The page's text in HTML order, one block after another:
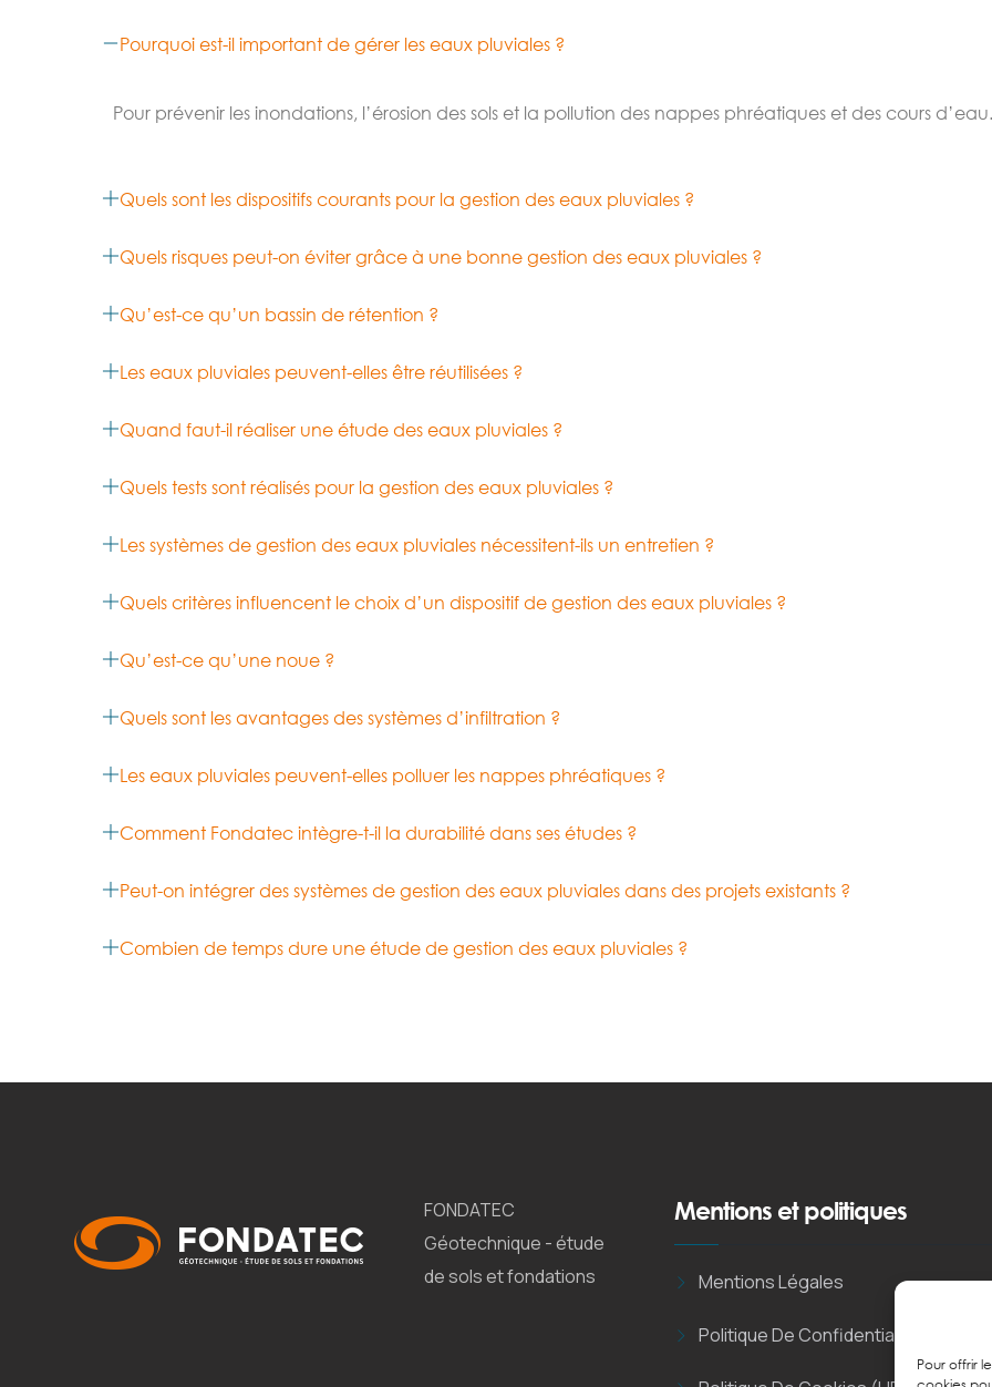
Pour offrir
Pourquoi est-il important de gérer les eaux pluviales ?
Pour prévenir les inondations, l’érosion des sols et la pollution des nappes phréatiques et des cours d’eau.
Quels sont les dispositifs courants pour la gestion des eaux pluviales ?
Quels risques peut-on éviter grâce à une bonne gestion des eaux pluviales ?
Qu’est-ce qu’un bassin de rétention ?
Les eaux pluviales peuvent-elles être réutilisées ?
Quand faut-il réaliser une étude des eaux pluviales ?
Quels tests sont réalisés pour la gestion des eaux pluviales ?
Les systèmes de gestion des eaux pluviales nécessitent-ils un entretien ?
Quels critères influencent le choix d’un dispositif de gestion des eaux pluviales ?
Qu’est-ce qu’une noue ?
Quels sont les avantages des systèmes d’infiltration ?
Les eaux pluviales peuvent-elles polluer les nappes phréatiques ?
Comment Fondatec intègre-t-il la durabilité dans ses études ?
Peut-on intégrer des systèmes de gestion des eaux pluviales dans des projets existants ?
Combien de temps dure une étude de gestion des eaux pluviales ?
FONDATEC
Géotechnique - étude
de sols et fondations
Mentions et politiques
Mentions Légales
Politique De Confidentialité